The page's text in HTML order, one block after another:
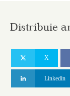
Distribuie
X
Linkedin